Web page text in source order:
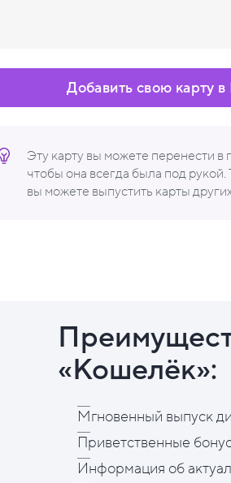
Эту карту вы можете перенести
чтобы она всегда была под
вы можете выпустить карты
Добавить свою карту
«Кошелёк»:
Мгновенный выпуск
Приветственные
Информация об